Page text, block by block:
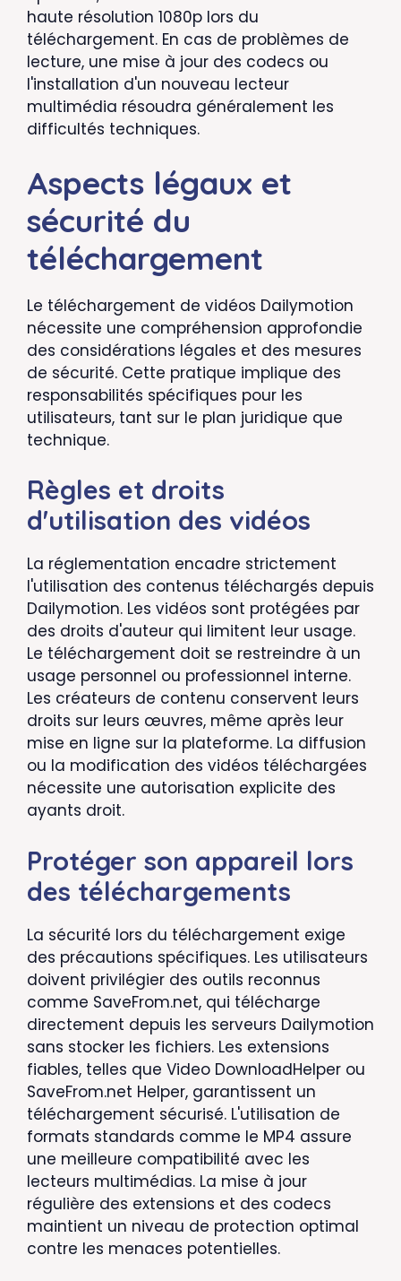
haute résolution 1080p lors du
téléchargement. En cas de problèmes de
lecture, une mise à jour des codecs ou
l'installation d'un nouveau lecteur
multimédia résoudra généralement les
difficultés techniques.
Aspects légaux et
sécurité du
téléchargement
Le téléchargement de vidéos Dailymotion
nécessite une compréhension approfondie
des considérations légales et des mesures
de sécurité. Cette pratique implique des
responsabilités spécifiques pour les
utilisateurs, tant sur le plan juridique que
technique.
Règles et droits
d'utilisation des vidéos
La réglementation encadre strictement
l'utilisation des contenus téléchargés depuis
Dailymotion. Les vidéos sont protégées par
des droits d'auteur qui limitent leur usage.
Le téléchargement doit se restreindre à un
usage personnel ou professionnel interne.
Les créateurs de contenu conservent leurs
droits sur leurs œuvres, même après leur
mise en ligne sur la plateforme. La diffusion
ou la modification des vidéos téléchargées
nécessite une autorisation explicite des
ayants droit.
Protéger son appareil lors
des téléchargements
La sécurité lors du téléchargement exige
des précautions spécifiques. Les utilisateurs
doivent privilégier des outils reconnus
comme SaveFrom.net, qui télécharge
directement depuis les serveurs Dailymotion
sans stocker les fichiers. Les extensions
fiables, telles que Video DownloadHelper ou
SaveFrom.net Helper, garantissent un
téléchargement sécurisé. L'utilisation de
formats standards comme le MP4 assure
une meilleure compatibilité avec les
lecteurs multimédias. La mise à jour
régulière des extensions et des codecs
maintient un niveau de protection optimal
contre les menaces potentielles.